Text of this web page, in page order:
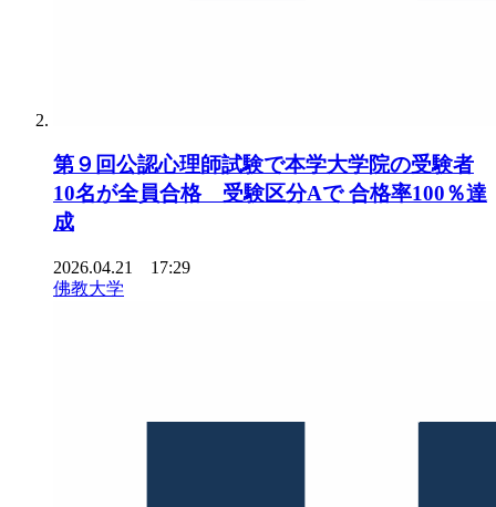
第９回公認心理師試験で本学大学院の受験者
10名が全員合格 受験区分Aで 合格率100％達
成
2026.04.21 17:29
佛教大学